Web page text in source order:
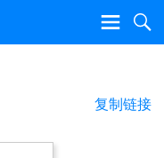
复制链接